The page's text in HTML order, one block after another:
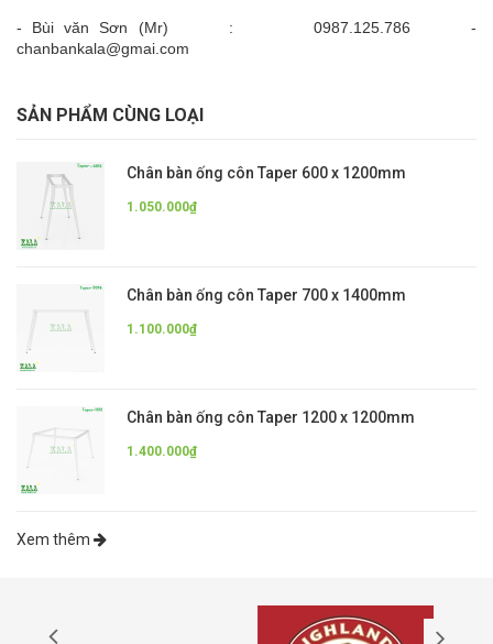
- Bùi văn Sơn (Mr) : 0987.125.786 -
chanbankala@gmai.com
SẢN PHẨM CÙNG LOẠI
Chân bàn ống côn Taper 600 x 1200mm
1.050.000₫
Chân bàn ống côn Taper 700 x 1400mm
1.100.000₫
Chân bàn ống côn Taper 1200 x 1200mm
1.400.000₫
Xem thêm